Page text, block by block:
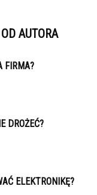
AUTORA
FIRMA?
DROŻEĆ?
ELEKTRONIKĘ?